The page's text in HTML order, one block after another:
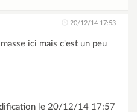
20/12/14 17:53
ici mais c'est un peu
le 20/12/14 17:57